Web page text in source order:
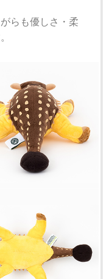
らも優しさ・柔